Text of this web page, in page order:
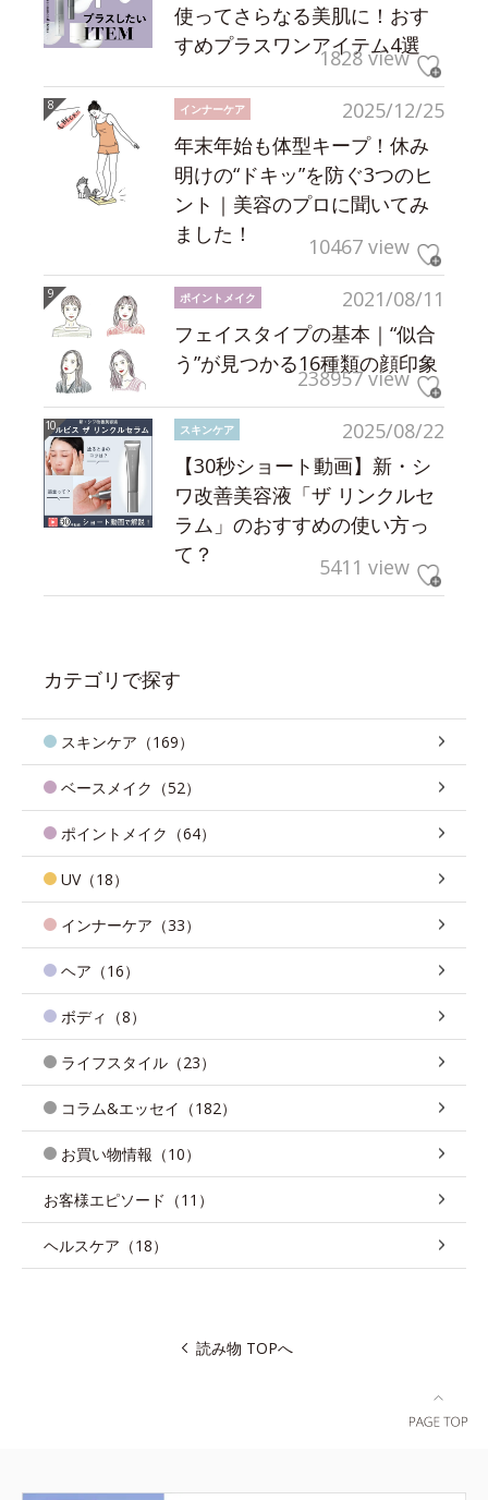
使ってさらなる美肌に！おす
すめプラスワンアイテム4選
1828 view
2025/12/25
インナーケア
年末年始も体型キープ！休み
明けの“ドキッ”を防ぐ3つのヒ
ント｜美容のプロに聞いてみ
ました！
10467 view
2021/08/11
ポイントメイク
フェイスタイプの基本｜“似合
う”が見つかる16種類の顔印象
238957 view
2025/08/22
スキンケア
【30秒ショート動画】新・シ
ワ改善美容液「ザ リンクルセ
ラム」のおすすめの使い方っ
て？
5411 view
カテゴリで探す
スキンケア（169）
ベースメイク（52）
ポイントメイク（64）
UV（18）
インナーケア（33）
ヘア（16）
ボディ（8）
ライフスタイル（23）
コラム&エッセイ（182）
お買い物情報（10）
お客様エピソード（11）
ヘルスケア（18）
読み物 TOPへ